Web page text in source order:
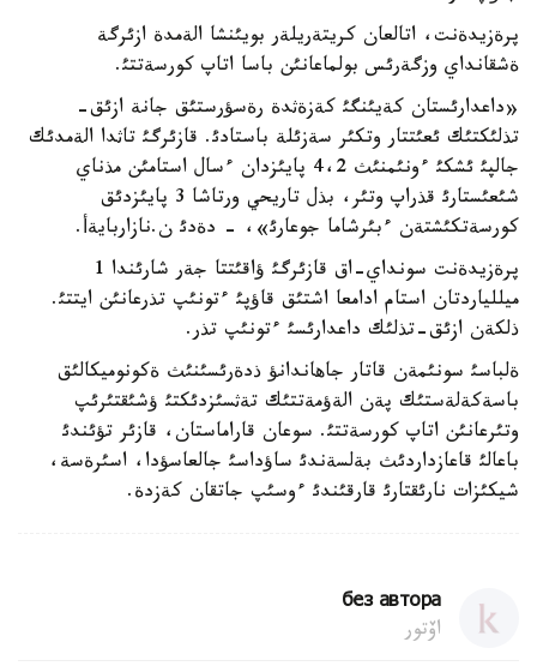
پرةزيدةنت، اتالعان كريتةريلةر بويئنشا الةمدة ازئرگة
ةشقانداي وزگةرئس بولماعانئن باسا اتاپ كورسةتتئ.
«داعدارئستان كةيئنگئ كةزةثدة رةسؤرستئق جانة ازئق-
تذلئكتئك ئعئتتار وتكئر سةزئلة باستادئ. قازئرگئ تاثدا الةمدئك
جالپئ ئشكئ ءونئمنئث 4،2 پايئزدان ءسال استامئن مذناي
شئعئستارئ قذراپ وتئر، بذل تاريحي ورتاشا 3 پايئزدئق
كورسةتكئشتةن ءبئرشاما جوعارئ»، - دةدئ ن.نازاربايةأ.
پرةزيدةنت سونداي-اق قازئرگئ ؤاقئتتا جةر شارئندا 1
ميللياردتان استام ادامعا اشتئق قاؤپئ ءتونئپ تذرعانئن ايتتئ.
ذلكةن ازئق-تذلئك داعدارئسئ ءتونئپ تذر.
ةلباسئ سونئمةن قاتار جاهاندانؤ ذدةرئسئنئث ةكونوميكالئق
باسةكةلةستئك پةن الةؤمةتتئك تةثسئزدئكتئ ؤشئقتئرئپ
وتئرعانئن اتاپ كورسةتتئ. سوعان قاراماستان، قازئر تؤئندئ
باعالئ قاعازداردئث بةلسةندئ ساؤداسئ جالعاسؤدا، اسئرةسة،
شيكئزات نارئقتارئ قارقئندئ ءوسئپ جاتقان كةزدة.
без автора
اۆتور